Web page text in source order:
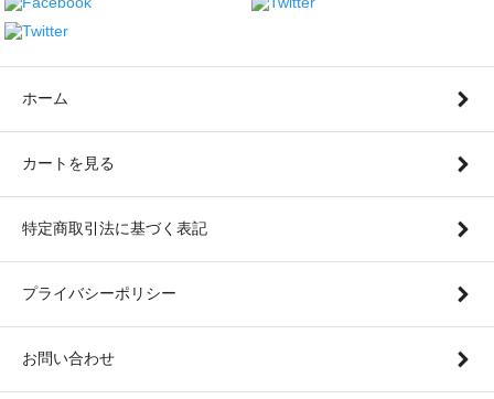
ホーム
カートを見る
特定商取引法に基づく表記
プライバシーポリシー
お問い合わせ